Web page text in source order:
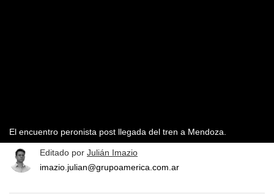
El encuentro peronista post llegada del tren a Mendoza.
Editado por Julián Imazio
imazio.julian@grupoamerica.com.ar